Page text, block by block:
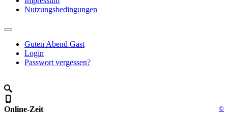
Nutzungsbedingungen
Guten Abend Gast
Login
Passwort vergessen?
Online-Zeit ©